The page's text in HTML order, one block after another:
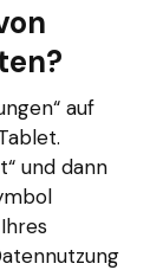
auf
und dann